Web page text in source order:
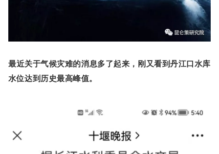
最近关于气候灾难的消息多了起来，刚又看到丹江口水库
水位达到历史最高峰值。